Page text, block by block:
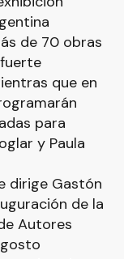
de 70 obras
que en
para
y Paula
dirige Gastón
de la
Autores